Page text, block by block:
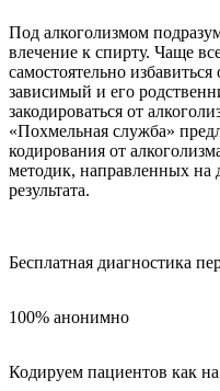
Под алкоголизмом
влечение к спирту. Чаще
самостоятельно
зависимый и его
закодироваться от
«Похмельная служба»
кодирования от
методик, направленных на
результата.
Бесплатная диагностика
100% анонимно
Кодируем пациентов как